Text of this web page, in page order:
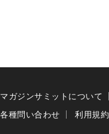
マガジンサミットについて
各種問い合わせ
利用規約